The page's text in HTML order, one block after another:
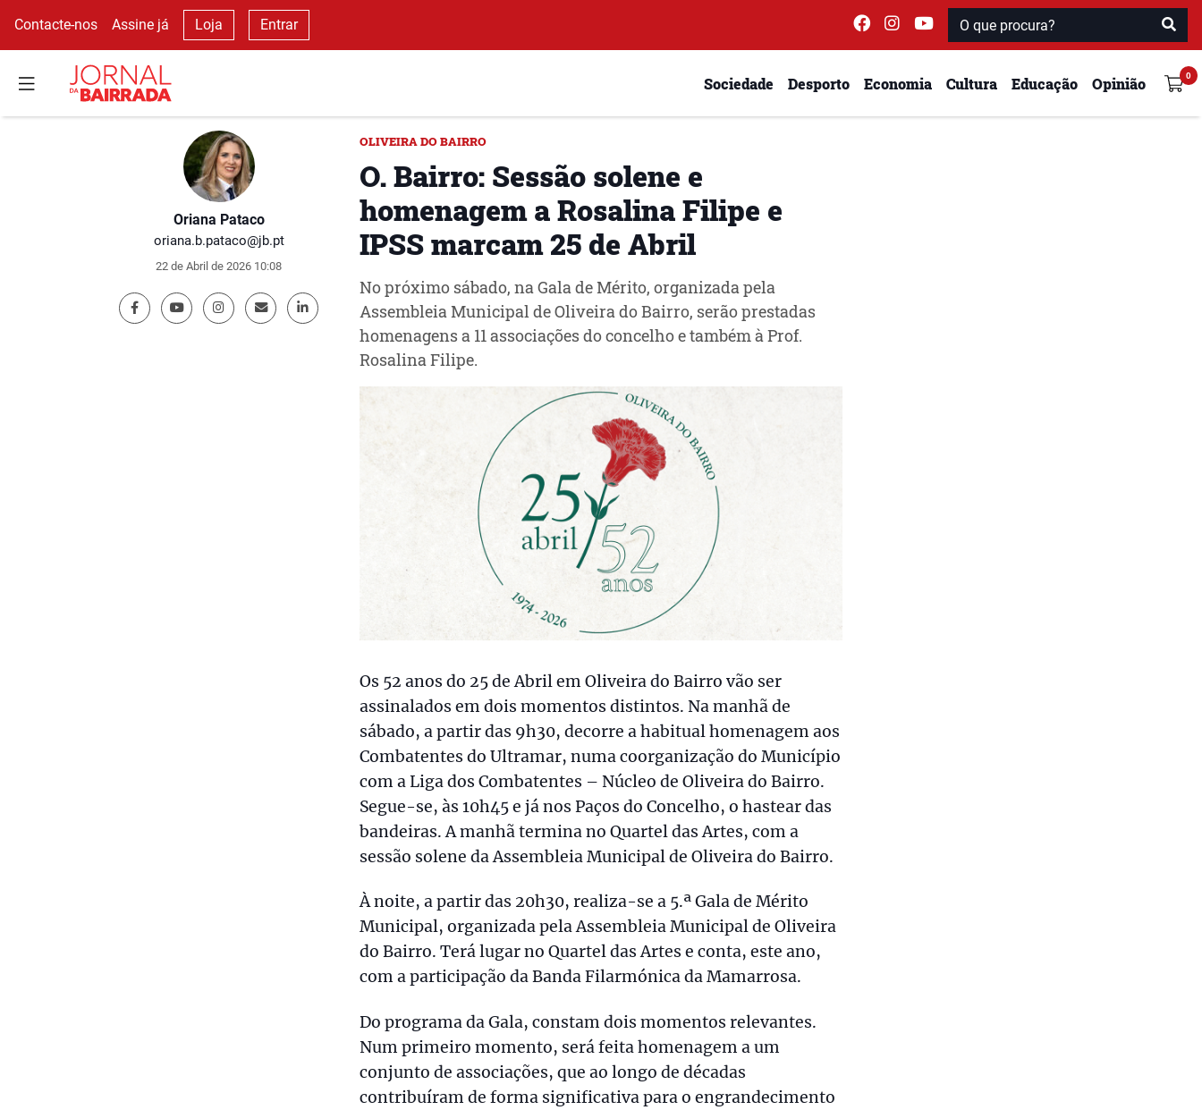
Contacte-nos Assine já Loja Entrar
Sociedade Desporto Economia Cultura Educação Opinião
Oriana Pataco
oriana.b.pataco@jb.pt
22 de Abril de 2026 10:08
OLIVEIRA DO BAIRRO
O. Bairro: Sessão solene e
homenagem a Rosalina Filipe e
IPSS marcam 25 de Abril
No próximo sábado, na Gala de Mérito, organizada pela
Assembleia Municipal de Oliveira do Bairro, serão prestadas
homenagens a 11 associações do concelho e também à Prof.
Rosalina Filipe.
Os 52 anos do 25 de Abril em Oliveira do Bairro vão ser
assinalados em dois momentos distintos. Na manhã de
sábado, a partir das 9h30, decorre a habitual homenagem aos
Combatentes do Ultramar, numa coorganização do Município
com a Liga dos Combatentes – Núcleo de Oliveira do Bairro.
Segue-se, às 10h45 e já nos Paços do Concelho, o hastear das
bandeiras. A manhã termina no Quartel das Artes, com a
sessão solene da Assembleia Municipal de Oliveira do Bairro.
À noite, a partir das 20h30, realiza-se a 5.ª Gala de Mérito
Municipal, organizada pela Assembleia Municipal de Oliveira
do Bairro. Terá lugar no Quartel das Artes e conta, este ano,
com a participação da Banda Filarmónica da Mamarrosa.
Do programa da Gala, constam dois momentos relevantes.
Num primeiro momento, será feita homenagem a um
conjunto de associações, que ao longo de décadas
contribuíram de forma significativa para o engrandecimento